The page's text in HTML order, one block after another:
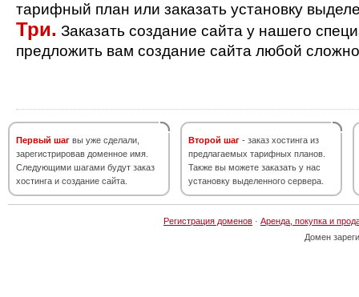
тарифный план или заказать установку
Три. Заказать создание сайта у нашего
предложить вам создание сайта любой
Первый шаг вы уже сделали,
зарегистрировав доменное имя.
Следующими шагами будут заказ
хостинга и создание сайта.
Второй шаг - заказ хостинга из
предлагаемых тарифных планов.
Также вы можете заказать у нас
установку выделенного сервера.
Регистрация доменов · Аренда, покупка и
Домен